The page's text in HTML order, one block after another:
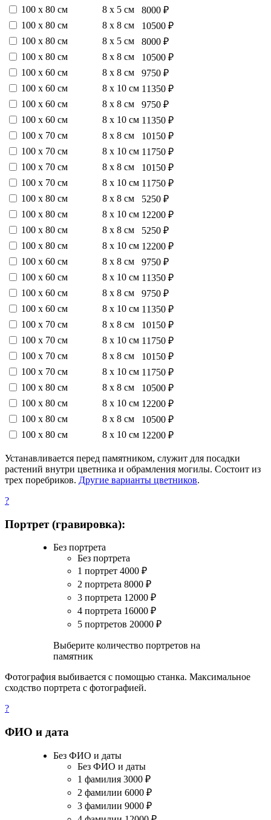
100 х 80 см
8 х 5 см
8000 ₽
100 х 80 см
8 х 8 см
10500 ₽
100 х 80 см
8 х 5 см
8000 ₽
100 х 80 см
8 х 8 см
10500 ₽
100 х 60 см
8 х 8 см
9750 ₽
100 х 60 см
8 х 10 см 11350 ₽
100 х 60 см
8 х 8 см
9750 ₽
100 х 60 см
8 х 10 см 11350 ₽
100 х 70 см
8 х 8 см
10150 ₽
100 х 70 см
8 х 10 см 11750 ₽
100 х 70 см
8 х 8 см
10150 ₽
100 х 70 см
8 х 10 см 11750 ₽
100 х 80 см
8 х 8 см
5250 ₽
100 х 80 см
8 х 10 см 12200 ₽
100 х 80 см
8 х 8 см
5250 ₽
100 х 80 см
8 х 10 см 12200 ₽
100 х 60 см
8 х 8 см
9750 ₽
100 х 60 см
8 х 10 см 11350 ₽
100 х 60 см
8 х 8 см
9750 ₽
100 х 60 см
8 х 10 см 11350 ₽
100 х 70 см
8 х 8 см
10150 ₽
100 х 70 см
8 х 10 см 11750 ₽
100 х 70 см
8 х 8 см
10150 ₽
100 х 70 см
8 х 10 см 11750 ₽
100 х 80 см
8 х 8 см
10500 ₽
100 х 80 см
8 х 10 см 12200 ₽
100 х 80 см
8 х 8 см
10500 ₽
100 х 80 см
8 х 10 см 12200 ₽
Устанавливается перед памятником, служит для посадки
растений внутри цветника и обрамления могилы. Состоит из
трех поребриков. Другие варианты цветников.
?
Портрет (гравировка):
Без портрета
Без портрета
1 портрет 4000 ₽
2 портрета 8000 ₽
3 портрета 12000 ₽
4 портрета 16000 ₽
5 портретов 20000 ₽
Выберите количество портретов на
памятник
Фотография выбивается с помощью станка. Максимальное
сходство портрета с фотографией.
?
ФИО и дата
Без ФИО и даты
Без ФИО и даты
1 фамилия 3000 ₽
2 фамилии 6000 ₽
3 фамилии 9000 ₽